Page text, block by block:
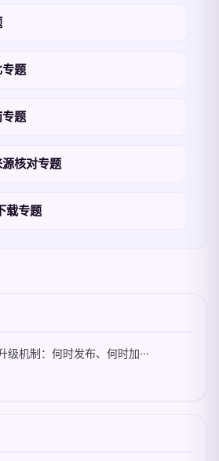
题
题
核对专题
载专题
机制：何时发布、何时加···